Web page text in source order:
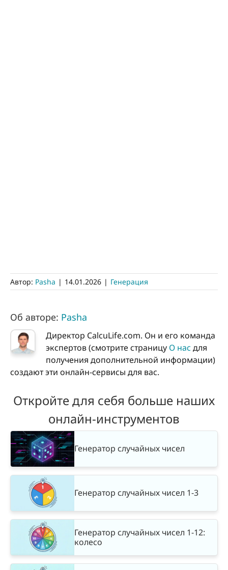
Автор: Pasha | 14.01.2026 | Генерация
Об авторе: Pasha
Директор CalcuLife.com. Он и его команда
экспертов (смотрите страницу О нас для
получения дополнительной информации)
создают эти онлайн-сервисы для вас.
Откройте для себя больше наших
онлайн-инструментов
Генератор случайных чисел
Генератор случайных чисел 1-3
Генератор случайных чисел 1-12:
колесо